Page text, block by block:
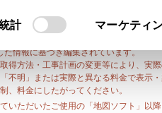
計 マーケティ
ので、掲載の更新情報が収録されてい
い。
た情報に基づき編集されています。
得方法・工事計画の変更等により、実際
不明」または実際と異なる料金で表示・
、料金にしたがってください。
いただいたご使用の「地図ソフト」以